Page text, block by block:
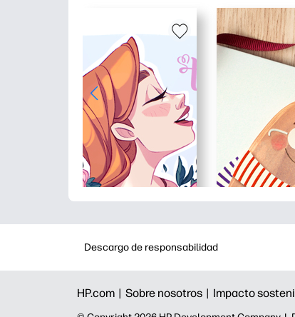
Descargo de responsabilidad
HP.com | Sobre nosotros | Impacto